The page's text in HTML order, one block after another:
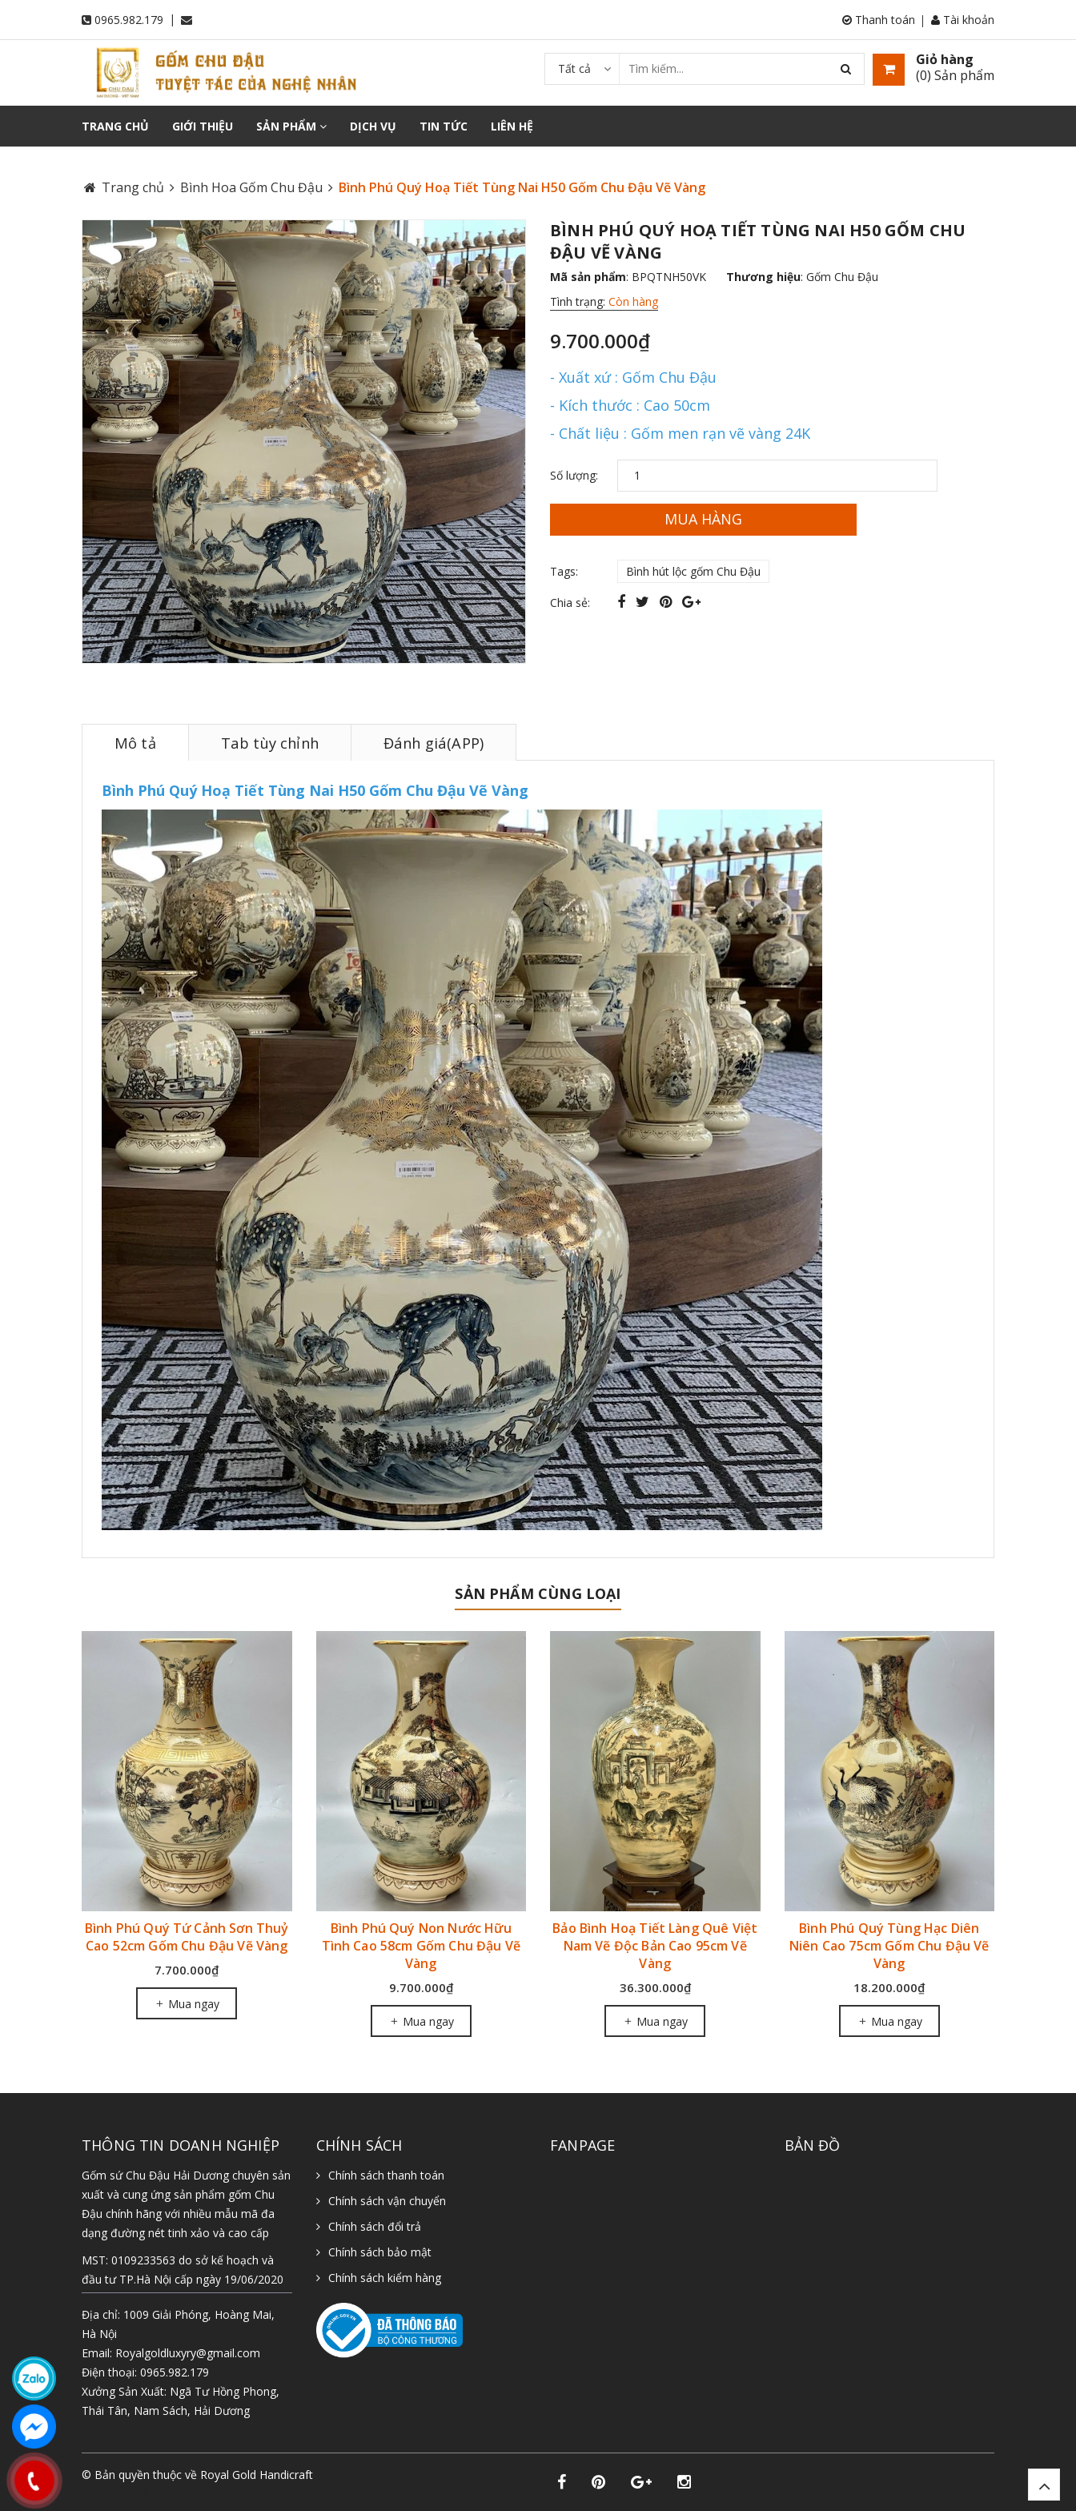
0965.982.179 | Tài khoản
Thanh toán
Giỏ hàng
(0) Sản phẩm
Tất cả
TRANG CHỦ GIỚI THIỆU SẢN PHẨM DỊCH VỤ TIN TỨC LIÊN HỆ
Trang chủ Bình Hoa Gốm Chu Đậu Bình Phú Quý Hoạ Tiết Tùng Nai H50 Gốm Chu Đậu Vẽ Vàng
BÌNH PHÚ QUÝ HOẠ TIẾT TÙNG NAI H50 GỐM CHU
ĐẬU VẼ VÀNG
Mã sản phẩm: BPQTNH50VK Thương hiệu: Gốm Chu Đậu
Tình trạng: Còn hàng
9.700.000₫
- Xuất xứ : Gốm Chu Đậu
- Kích thước : Cao 50cm
- Chất liệu : Gốm men rạn vẽ vàng 24K
Số lượng:
MUA HÀNG
Tags: Bình hút lộc gốm Chu Đậu
Chia sẻ:
Mô tả Tab tùy chỉnh Đánh giá(APP)
Bình Phú Quý Hoạ Tiết Tùng Nai H50 Gốm Chu Đậu Vẽ Vàng
SẢN PHẨM CÙNG LOẠI
Bình Phú Quý Tứ Cảnh Sơn Thuỷ
Cao 52cm Gốm Chu Đậu Vẽ Vàng
7.700.000₫
Mua ngay
Bình Phú Quý Non Nước Hữu
Tình Cao 58cm Gốm Chu Đậu Vẽ
Vàng
9.700.000₫
Mua ngay
Bảo Bình Hoạ Tiết Làng Quê Việt
Nam Vẽ Độc Bản Cao 95cm Vẽ
Vàng
36.300.000₫
Mua ngay
Bình Phú Quý Tùng Hạc Diên
Niên Cao 75cm Gốm Chu Đậu Vẽ
Vàng
18.200.000₫
Mua ngay
THÔNG TIN DOANH NGHIỆP
Gốm sứ Chu Đậu Hải Dương chuyên sản
xuất và cung ứng sản phẩm gốm Chu
Đậu chính hãng với nhiều mẫu mã đa
dạng đường nét tinh xảo và cao cấp
MST: 0109233563 do sở kế hoạch và
đầu tư TP.Hà Nội cấp ngày 19/06/2020
Địa chỉ: 1009 Giải Phóng, Hoàng Mai,
Hà Nội
Email: Royalgoldluxyry@gmail.com
Điện thoại: 0965.982.179
Xưởng Sản Xuất: Ngã Tư Hồng Phong,
Thái Tân, Nam Sách, Hải Dương
CHÍNH SÁCH
Chính sách thanh toán
Chính sách vận chuyển
Chính sách đổi trả
Chính sách bảo mật
Chính sách kiểm hàng
FANPAGE BẢN ĐỒ
© Bản quyền thuộc về Royal Gold Handicraft